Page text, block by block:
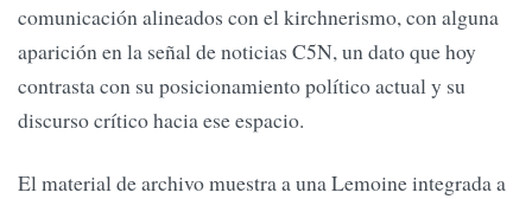
comunicación alineados con el kirchnerismo, con alguna
aparición en la señal de noticias C5N, un dato que hoy
contrasta con su posicionamiento político actual y su
discurso crítico hacia ese espacio.
El material de archivo muestra a una Lemoine integrada a